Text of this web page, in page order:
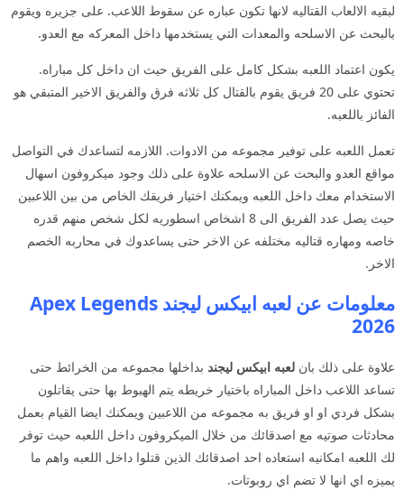
لبقيه الالعاب القتاليه لانها تكون عباره عن سقوط اللاعب. على جزيره ويقوم
بالبحث عن الاسلحه والمعدات التي يستخدمها داخل المعركه مع العدو.
يكون اعتماد اللعبه بشكل كامل على الفريق حيث ان داخل كل مباراه.
تحتوي على 20 فريق يقوم بالقتال كل ثلاثه فرق والفريق الاخير المتبقي هو
الفائز باللعبه.
تعمل اللعبه على توفير مجموعه من الادوات. اللازمه لتساعدك في التواصل
مواقع العدو والبحث عن الاسلحه علاوة على ذلك وجود ميكروفون اسهال
الاستخدام معك داخل اللعبه ويمكنك اختيار فريقك الخاص من بين اللاعبين
حيث يصل عدد الفريق الى 8 اشخاص اسطوريه لكل شخص منهم قدره
خاصه ومهاره قتاليه مختلفه عن الاخر حتى يساعدوك في محاربه الخصم
الاخر.
معلومات عن لعبه ابيكس ليجند Apex Legends
2026
علاوة على ذلك بان لعبه ابيكس ليجند بداخلها مجموعه من الخرائط حتى
تساعد اللاعب داخل المباراه باختيار خريطه يتم الهبوط بها حتى يقاتلون
بشكل فردي او او فريق به مجموعه من اللاعبين ويمكنك ايضا القيام بعمل
محادثات صوتيه مع اصدقائك من خلال الميكروفون داخل اللعبه حيث توفر
لك اللعبه امكانيه استعاده احد اصدقائك الذين قتلوا داخل اللعبه واهم ما
يميزه اي انها لا تضم اي روبوتات.